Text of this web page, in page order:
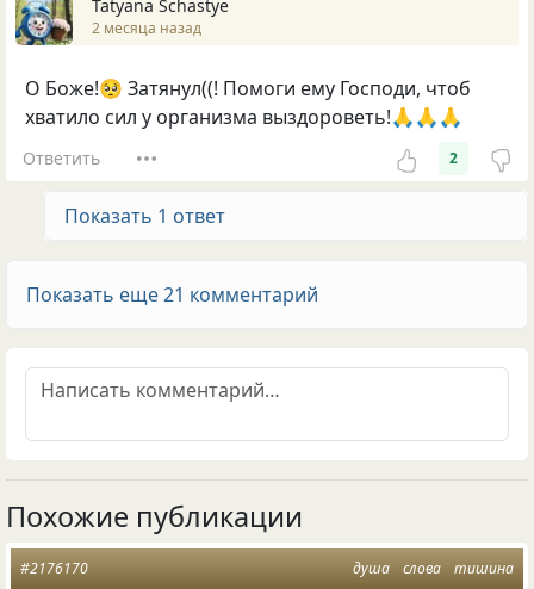
Tatyana Schastye
2 месяца назад
О Боже!🥺 Затянул((! Помоги ему Господи, чтоб
хватило сил у организма выздороветь!🙏🙏🙏
Ответить 2
Показать 1 ответ
Показать еще 21 комментарий
Похожие публикации
душа слова тишина
#2176170